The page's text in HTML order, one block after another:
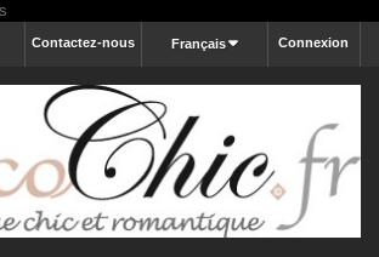
Connexion
Français
Contactez-nous